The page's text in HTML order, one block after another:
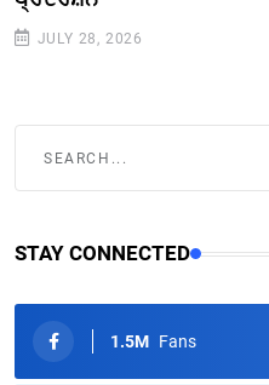
JULY 28, 2026
STAY CONNECTED
1.5M Fans